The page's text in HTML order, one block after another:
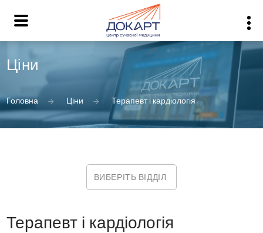
Ціни
Головна Ціни Терапевт і кардіологія
ВИБЕРІТЬ ВІДДІЛ
Терапевт і кардіологія